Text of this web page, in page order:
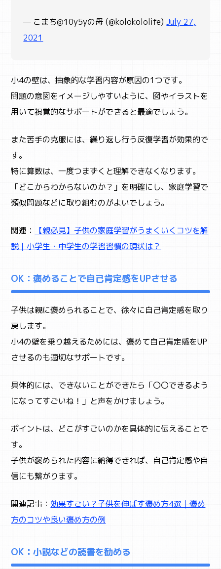
— こまち@10y5yの母 (@kolokololife)July 27,
2021
小4の壁は、抽象的な学習内容が原因の1つです。
問題の意図をイメージしやすいように、図やイラストを
用いて視覚的なサポートができると最適でしょう。
また苦手の克服には、繰り返し行う反復学習が効果的で
す。
特に算数は、一度つまずくと理解できなくなります。
「どこからわからないのか？」を明確にし、家庭学習で
類似問題などに取り組むのがよいでしょう。
関連：
【親必見】子供の家庭学習がうまくいくコツを解
説｜小学生・中学生の学習習慣の現状は？
OK：褒めることで自己肯定感をUPさせる
子供は親に褒められることで、徐々に自己肯定感を取り
戻します。
小4の壁を乗り越えるためには、褒めて自己肯定感をUP
させるのも適切なサポートです。
具体的には、できないことができたら「〇〇できるよう
になってすごいね！」と声をかけましょう。
ポイントは、どこがすごいのかを具体的に伝えることで
す。
子供が褒められた内容に納得できれば、自己肯定感や自
信にも繋がります。
関連記事： 効果すごい？子供を伸ばす褒め方4選｜褒め
方のコツや良い褒め方の例
OK：小説などの読書を勧める